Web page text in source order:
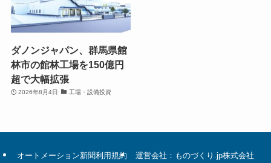
ダノンジャパン、群馬県館
林市の館林工場を150億円
超で大幅拡張
2026年8月4日 工場・設備投資
オートメーション新聞利用規約 運営会社：ものづくり.jp株式会社